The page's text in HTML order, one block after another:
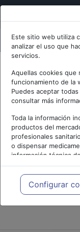
Este sitio web utiliza
analizar el uso que
servicios.
Aquellas cookies que
funcionamiento de la
Puedes aceptar
consultar más
Toda la información
productos del
profesionales
o dispensar
información técnica
meramente
profesionales
cada caso concreto,
necesidades del
Configurar